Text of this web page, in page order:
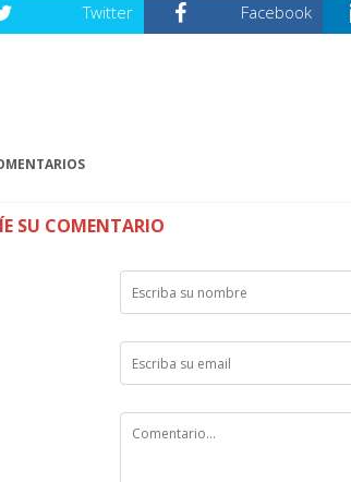
Twitter Facebook
SU COMENTARIO